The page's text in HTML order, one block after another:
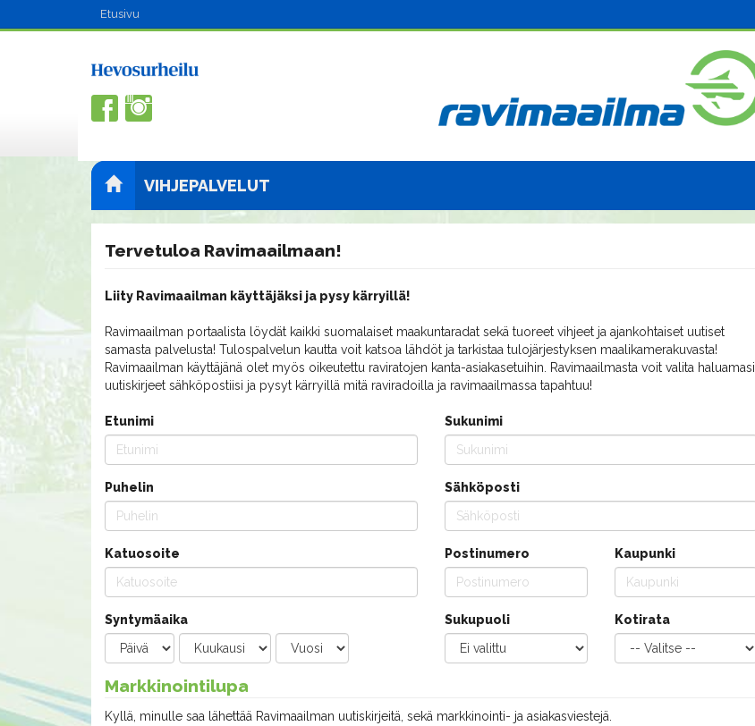
Etusivu
VIHJEPALVELUT
Tervetuloa Ravimaailmaan!
Liity Ravimaailman käyttäjäksi ja pysy kärryillä!
Ravimaailman portaalista löydät kaikki suomalaiset maakuntaradat sekä tuoreet vihjeet ja ajankohtaiset uutiset
samasta palvelusta! Tulospalvelun kautta voit katsoa lähdöt ja tarkistaa tulojärjestyksen maalikamerakuvasta!
Ravimaailman käyttäjänä olet myös oikeutettu raviratojen kanta-asiakasetuihin. Ravimaailmasta voit valita haluamasi
uutiskirjeet sähköpostiisi ja pysyt kärryillä mitä raviradoilla ja ravimaailmassa tapahtuu!
Etunimi Sukunimi
Puhelin Sähköposti
Katuosoite Postinumero Kaupunki
Syntymäaika Sukupuoli Kotirata
Markkinointilupa
Kyllä, minulle saa lähettää Ravimaailman uutiskirjeitä, sekä markkinointi- ja asiakasviestejä.